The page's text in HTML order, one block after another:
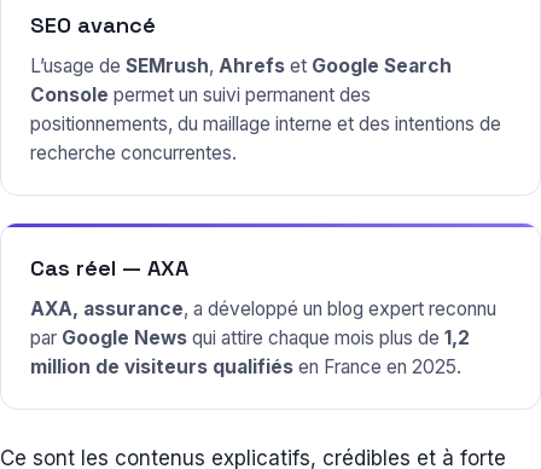
SEO avancé
L’usage de SEMrush, Ahrefs et Google Search
Console permet un suivi permanent des
positionnements, du maillage interne et des intentions de
recherche concurrentes.
Cas réel — AXA
AXA, assurance, a développé un blog expert reconnu
par Google News qui attire chaque mois plus de 1,2
million de visiteurs qualifiés en France en 2025.
Ce sont les contenus explicatifs, crédibles et à forte